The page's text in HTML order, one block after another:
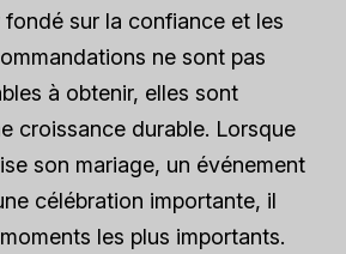
fondé sur la confiance et les
ne sont pas
à obtenir, elles sont
croissance durable. Lorsque
son mariage, un événement
célébration importante, il
les plus importants.